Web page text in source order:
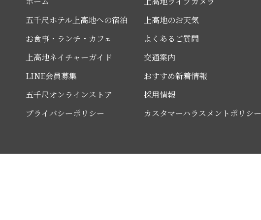
五千尺ホテル上高地への宿泊
上高地のお天気
お食事・ランチ・カフェ
よくあるご質問
上高地ネイチャーガイド
交通案内
LINE会員募集
おすすめ新着情報
五千尺オンラインストア
採用情報
プライバシーポリシー
カスタマーハラスメントポリシー